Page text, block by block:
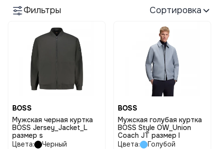
Фильтры Сортировка
BOSS
Мужская черная куртка
BOSS Jersey_Jacket_L
размер s
Цвета:
Черный
BOSS
Мужская голубая куртка
BOSS Style OW_Union
Coach JT размер l
Цвета:
Голубой